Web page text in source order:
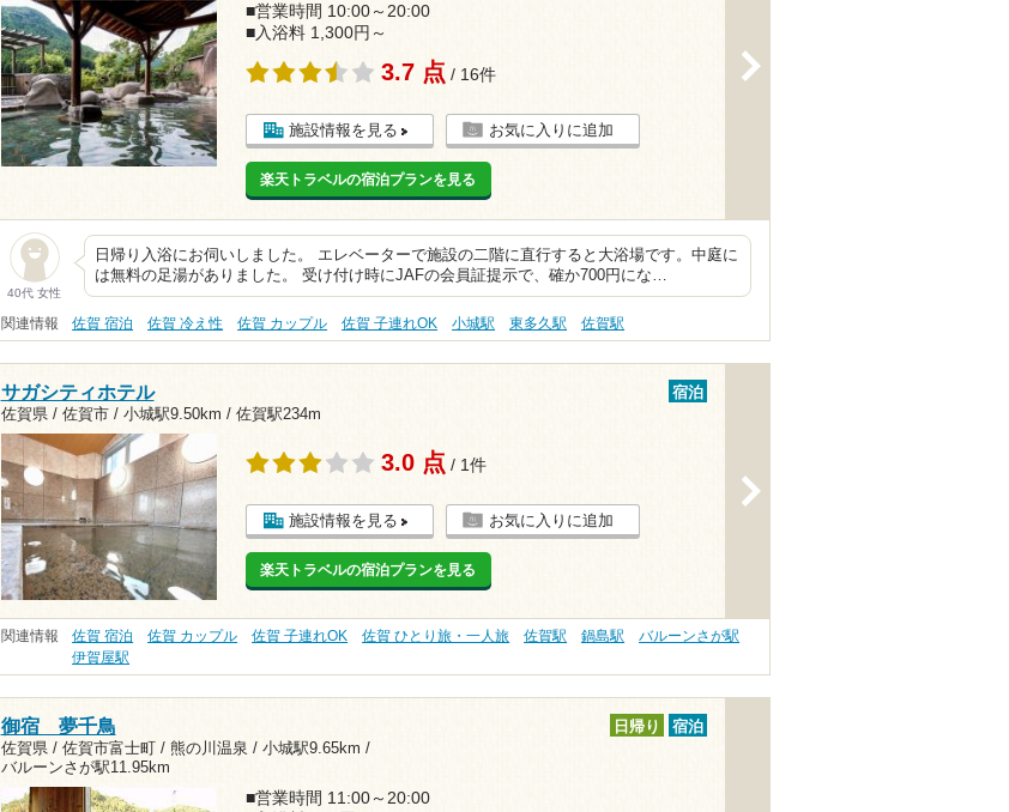
■営業時間 10:00～20:00
■入浴料 1,300円～
3.7 点 / 16件
施設情報を見る お気に入りに追加
楽天トラベルの宿泊プランを見る
40代 女性
日帰り入浴にお伺いしました。 エレベーターで施設の二階に直行すると大浴場です。中庭に
は無料の足湯がありました。 受け付け時にJAFの会員証提示で、確か700円にな…
関連情報 佐賀 宿泊 佐賀 冷え性 佐賀 カップル 佐賀 子連れOK 小城駅 東多久駅 佐賀駅
サガシティホテル
佐賀県 / 佐賀市 / 小城駅9.50km / 佐賀駅234m
宿泊
3.0 点 / 1件
施設情報を見る お気に入りに追加
楽天トラベルの宿泊プランを見る
関連情報 佐賀 宿泊 佐賀 カップル 佐賀 子連れOK 佐賀 ひとり旅・一人旅 佐賀駅 鍋島駅
バルーンさが駅
伊賀屋駅
御宿 夢千鳥
佐賀県 / 佐賀市富士町 / 熊の川温泉 / 小城駅9.65km /
バルーンさが駅11.95km
日帰り 宿泊
■営業時間 11:00～20:00